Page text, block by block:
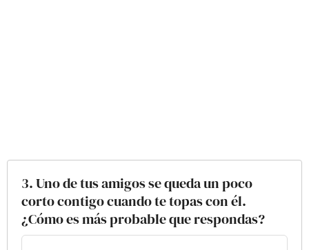
3. Uno de tus amigos se queda un poco
corto contigo cuando te topas con él.
¿Cómo es más probable que respondas?